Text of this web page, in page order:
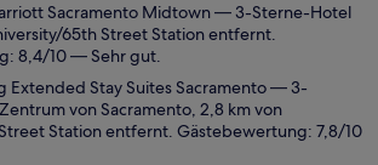
Sacramento Midtown— 3-Sterne-Hotel
65th Street Station entfernt.
8,4/10 — Sehr gut.
Extended Stay Suites Sacramento— 3-
von Sacramento, 2,8 km von
Station entfernt. Gästebewertung: 7,8/10